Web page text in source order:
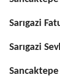
Sarıgazi
Sarıgazi
Sancaktepe